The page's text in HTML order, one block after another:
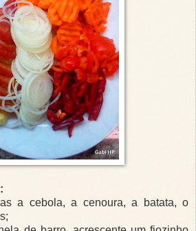
a cebola, a cenoura, a batata, o